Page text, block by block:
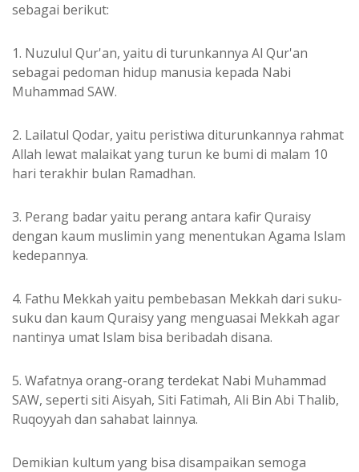
sebagai berikut:
1. Nuzulul Qur'an, yaitu di turunkannya Al Qur'an
sebagai pedoman hidup manusia kepada Nabi
Muhammad SAW.
2. Lailatul Qodar, yaitu peristiwa diturunkannya rahmat
Allah lewat malaikat yang turun ke bumi di malam 10
hari terakhir bulan Ramadhan.
3. Perang badar yaitu perang antara kafir Quraisy
dengan kaum muslimin yang menentukan Agama Islam
kedepannya.
4. Fathu Mekkah yaitu pembebasan Mekkah dari suku-
suku dan kaum Quraisy yang menguasai Mekkah agar
nantinya umat Islam bisa beribadah disana.
5. Wafatnya orang-orang terdekat Nabi Muhammad
SAW, seperti siti Aisyah, Siti Fatimah, Ali Bin Abi Thalib,
Ruqoyyah dan sahabat lainnya.
Demikian kultum yang bisa disampaikan semoga